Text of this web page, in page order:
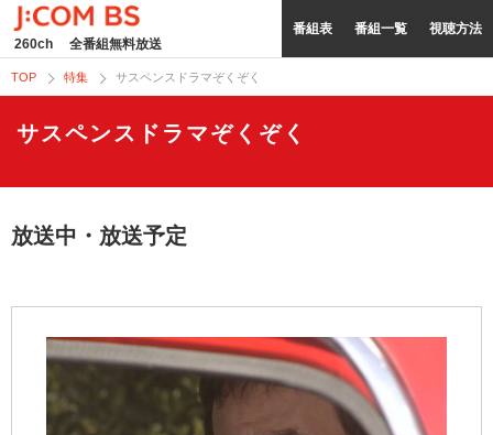
260ch 全番組無料放送
番組表 番組一覧 視聴方法
TOP 特集 サスペンスドラマぞくぞく
サスペンスドラマぞくぞく
放送中・放送予定